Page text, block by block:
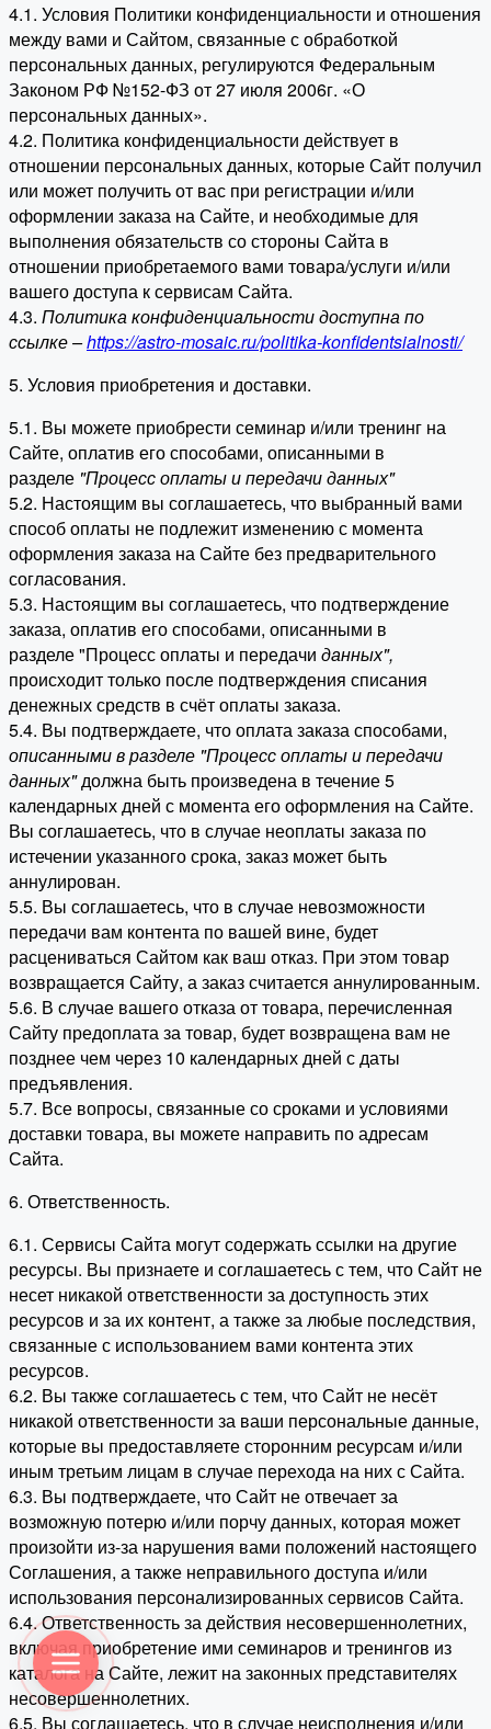
4.1. Условия Политики конфиденциальности и отношения
между вами и Сайтом, связанные с обработкой
персональных данных, регулируются Федеральным
Законом РФ №152-ФЗ от 27 июля 2006г. «О
персональных данных».
4.2. Политика конфиденциальности действует в
отношении персональных данных, которые Сайт получил
или может получить от вас при регистрации и/или
оформлении заказа на Сайте, и необходимые для
выполнения обязательств со стороны Сайта в
отношении приобретаемого вами товара/услуги и/или
вашего доступа к сервисам Сайта.
4.3. Политика конфиденциальности доступна по
ссылке –https://astro-mosaic.ru/politika-konfidentsialnosti/
5. Условия приобретения и доставки.
5.1. Вы можете приобрести семинар и/или тренинг на
Сайте, оплатив его способами, описанными в
разделе "Процесс оплаты и передачи данных"
5.2. Настоящим вы соглашаетесь, что выбранный вами
способ оплаты не подлежит изменению с момента
оформления заказа на Сайте без предварительного
согласования.
5.3. Настоящим вы соглашаетесь, что подтверждение
заказа, оплатив его способами, описанными в
разделе "Процесс оплаты и передачи данных",
происходит только после подтверждения списания
денежных средств в счёт оплаты заказа.
5.4. Вы подтверждаете, что оплата заказа способами,
описанными в разделе "Процесс оплаты и передачи
данных"должна быть произведена в течение 5
календарных дней с момента его оформления на Сайте.
Вы соглашаетесь, что в случае неоплаты заказа по
истечении указанного срока, заказ может быть
аннулирован.
5.5. Вы соглашаетесь, что в случае невозможности
передачи вам контента по вашей вине, будет
расцениваться Сайтом как ваш отказ. При этом товар
возвращается Сайту, а заказ считается аннулированным.
5.6. В случае вашего отказа от товара, перечисленная
Сайту предоплата за товар, будет возвращена вам не
позднее чем через 10 календарных дней с даты
предъявления.
5.7. Все вопросы, связанные со сроками и условиями
доставки товара, вы можете направить по адресам
Сайта.
6. Ответственность.
6.1. Сервисы Сайта могут содержать ссылки на другие
ресурсы. Вы признаете и соглашаетесь с тем, что Сайт не
несет никакой ответственности за доступность этих
ресурсов и за их контент, а также за любые последствия,
связанные с использованием вами контента этих
ресурсов.
6.2. Вы также соглашаетесь с тем, что Сайт не несёт
никакой ответственности за ваши персональные данные,
которые вы предоставляете сторонним ресурсам и/или
иным третьим лицам в случае перехода на них с Сайта.
6.3. Вы подтверждаете, что Сайт не отвечает за
возможную потерю и/или порчу данных, которая может
произойти из-за нарушения вами положений настоящего
Соглашения, а также неправильного доступа и/или
использования персонализированных сервисов Сайта.
6.4. Ответственность за действия несовершеннолетних,
включая приобретение ими семинаров и тренингов из
каталога на Сайте, лежит на законных представителях
несовершеннолетних.
6.5. Вы соглашаетесь, что в случае неисполнения и/или